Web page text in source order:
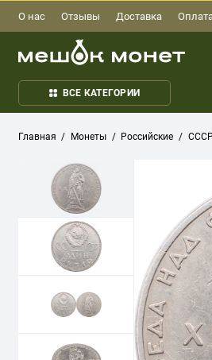
О нас Отзывы Доставка
ВСЕ КАТЕГОРИИ
Главная Монеты Российские СССР